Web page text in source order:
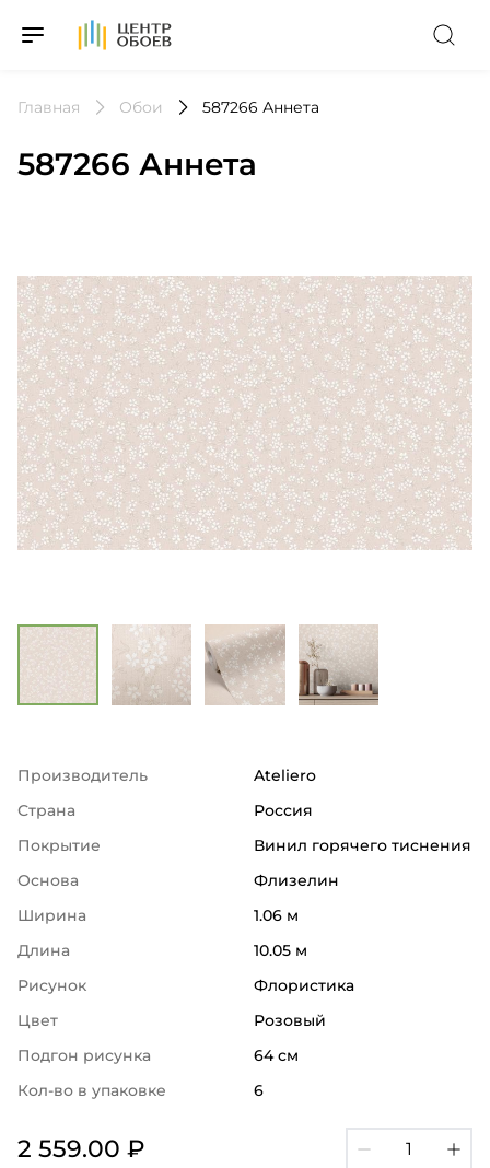
На Главную
Главная Обои 587266 Аннета
587266 Аннета
Производитель
Ateliero
Страна
Россия
Покрытие
Винил горячего тиснения
Основа
Флизелин
Ширина
1.06 м
Длина
10.05 м
Рисунок
Флористика
Цвет
Розовый
Подгон рисунка
64 см
Кол-во в упаковке
6
2 559.00 ₽